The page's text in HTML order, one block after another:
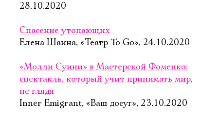
28.10.2020
Спасение утопающих
Елена Шаина, «Театр To Go», 24.10.2020
«Молли Суини» в Мастерской Фоменко:
спектакль, который учит принимать мир,
не глядя
Inner Emigrant, «Ваш досуг», 23.10.2020